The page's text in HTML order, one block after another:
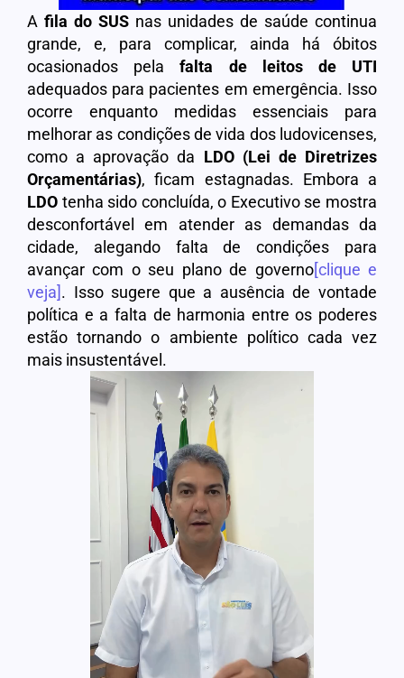
A fila do SUS nas unidades de saúde continua
grande, e, para complicar, ainda há óbitos
ocasionados pelafalta de leitos de UTI
adequados para pacientes em emergência. Isso
ocorre enquanto medidas essenciais para
melhorar as condições de vida dos ludovicenses,
como a aprovação da LDO (Lei de Diretrizes
Orçamentárias), ficam estagnadas. Embora a
LDO tenha sido concluída, o Executivo se mostra
desconfortável em atender as demandas da
cidade, alegando falta de condições para
avançar com o seu plano de governo[clique e
veja]. Isso sugere que a ausência de vontade
política e a falta de harmonia entre os poderes
estão tornando o ambiente político cada vez
mais insustentável.